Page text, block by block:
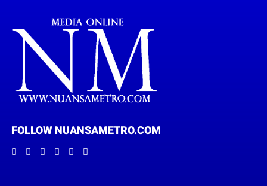
FOLLOW NUANSAMETRO.COM